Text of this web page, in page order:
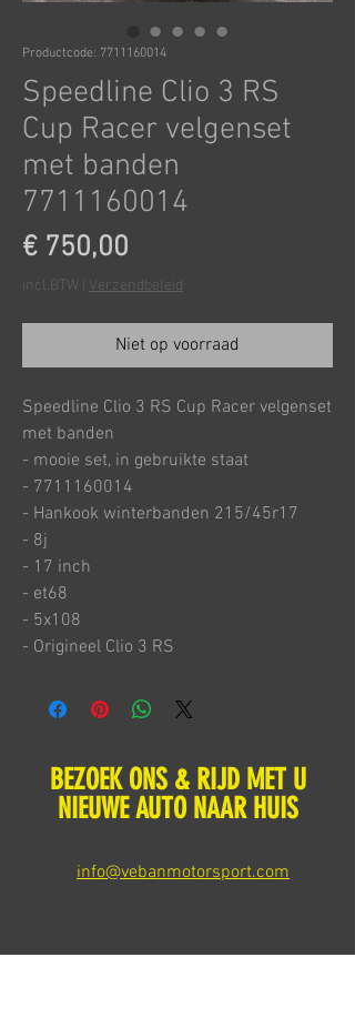
Productcode: 7711160014
Speedline Clio 3 RS
Cup Racer velgenset
met banden
7711160014
€ 750,00
incl.BTW Verzendbeleid
Niet op voorraad
Speedline Clio 3 RS Cup Racer velgenset
met banden
- mooie set, in gebruikte staat
- 7711160014
- Hankook winterbanden 215/45r17
- 8j
- 17 inch
- et68
- 5x108
- Origineel Clio 3 RS
BEZOEK ONS & RIJD MET U
NIEUWE AUTO NAAR HUIS
info@vebanmotorsport.com